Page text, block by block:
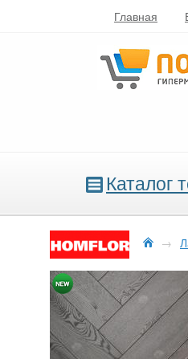
Главная
Каталог
→